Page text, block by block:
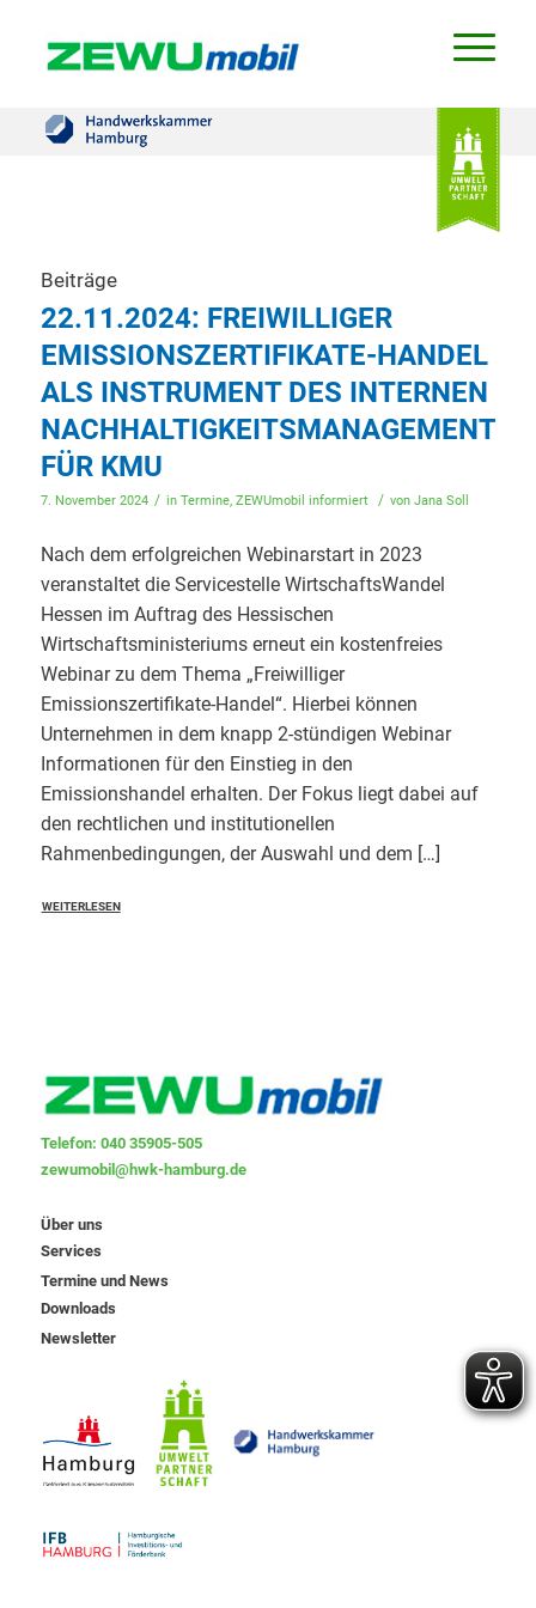
Beiträge
22.11.2024: FREIWILLIGER
EMISSIONSZERTIFIKATE-HANDEL
ALS INSTRUMENT DES INTERNEN
NACHHALTIGKEITSMANAGEMENTS
FÜR KMU
7. November 2024 / in Termine, ZEWUmobil informiert / von Jana Soll
Nach dem erfolgreichen Webinarstart in 2023
veranstaltet die Servicestelle WirtschaftsWandel
Hessen im Auftrag des Hessischen
Wirtschaftsministeriums erneut ein kostenfreies
Webinar zu dem Thema „Freiwilliger
Emissionszertifikate-Handel“. Hierbei können
Unternehmen in dem knapp 2-stündigen Webinar
Informationen für den Einstieg in den
Emissionshandel erhalten. Der Fokus liegt dabei auf
den rechtlichen und institutionellen
Rahmenbedingungen, der Auswahl und dem […]
WEITERLESEN
Telefon: 040 35905-505
zewumobil@hwk-hamburg.de
Über uns
Services
Termine und News
Downloads
Newsletter